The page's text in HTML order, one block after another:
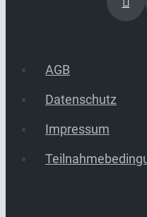
AGB
Datenschutz
Impressum